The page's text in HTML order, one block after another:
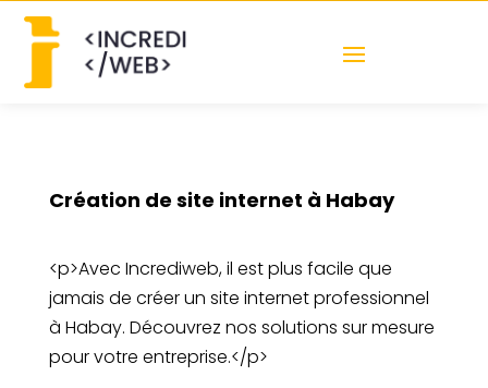
Création de site internet à Habay
<p>Avec Incrediweb, il est plus facile que
jamais de créer un site internet professionnel
à Habay. Découvrez nos solutions sur mesure
pour votre entreprise.</p>